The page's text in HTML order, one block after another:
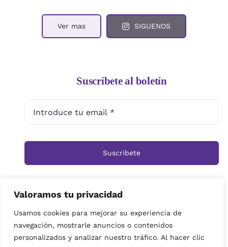
Valoramos tu privacidad
Usamos cookies para mejorar su experiencia de
navegación, mostrarle anuncios o contenidos
personalizados y analizar nuestro tráfico. Al hacer clic
Ver mas SIGUENOS
Suscríbete al boletín
Suscribete
Inicio Tienda Ramos Rosas
Centros
Cestas
Arreglos Funerarios
Contacto
Política de privacidad